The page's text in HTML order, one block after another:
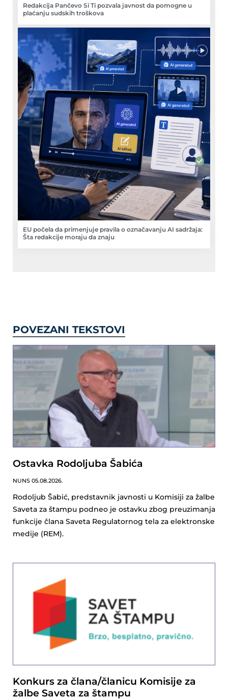
Redakcija Pančevo Si Ti pozvala javnost da pomogne u
plaćanju sudskih troškova
EU počela da primenjuje pravila o označavanju AI sadržaja:
Šta redakcije moraju da znaju
POVEZANI TEKSTOVI
Ostavka Rodoljuba Šabića
NUNS 05.08.2026.
Rodoljub Šabić, predstavnik javnosti u Komisiji za žalbe
Saveta za štampu podneo je ostavku zbog preuzimanja
funkcije člana Saveta Regulatornog tela za elektronske
medije (REM).
Konkurs za člana/članicu Komisije za
žalbe Saveta za štampu